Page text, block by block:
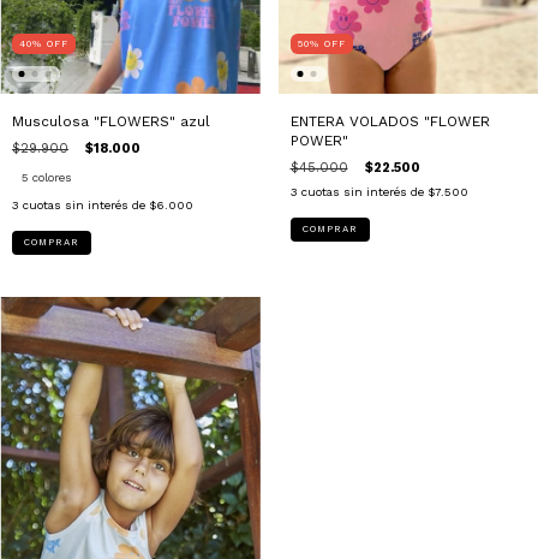
40% OFF
Musculosa "FLOWERS" azul
$29.900 $18.000
5 colores
3 cuotas sin interés de $6.000
COMPRAR
50% OFF
ENTERA VOLADOS "FLOWER
POWER"
$45.000 $22.500
3 cuotas sin interés de $7.500
COMPRAR